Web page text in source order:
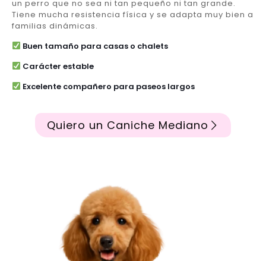
un perro que no sea ni tan pequeño ni tan grande.
Tiene mucha resistencia física y se adapta muy bien a
familias dinámicas.
Buen tamaño para casas o chalets
Carácter estable
Excelente compañero para paseos largos
Quiero un Caniche Mediano